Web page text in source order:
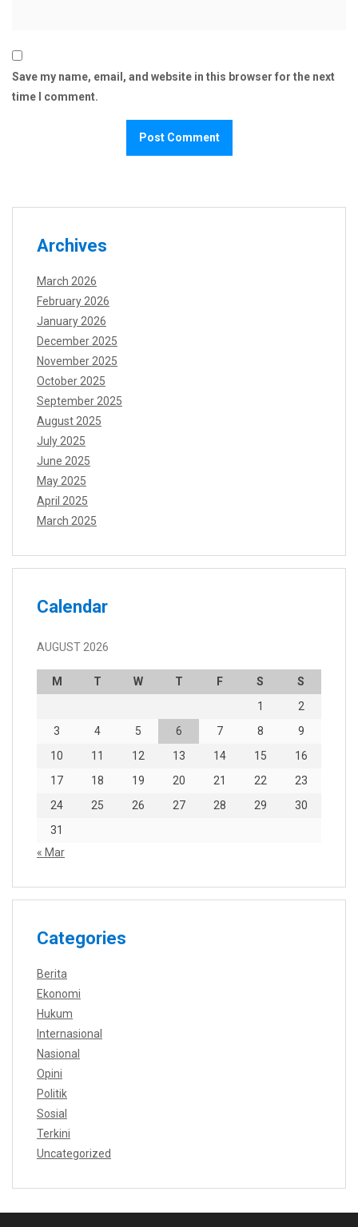
Save my name, email, and website in this browser for the next
time I comment.
Archives
March 2026
February 2026
January 2026
December 2025
November 2025
October 2025
September 2025
August 2025
July 2025
June 2025
May 2025
April 2025
March 2025
Calendar
AUGUST 2026
M T W T F S
S
1
2
3
4 5 6 7 8
9
10
11 12 13 14 15
16
17
18 19 20 21 22
23
24
25 26 27 28 29
30
31
« Mar
Categories
Berita
Ekonomi
Hukum
Internasional
Nasional
Opini
Politik
Sosial
Terkini
Uncategorized